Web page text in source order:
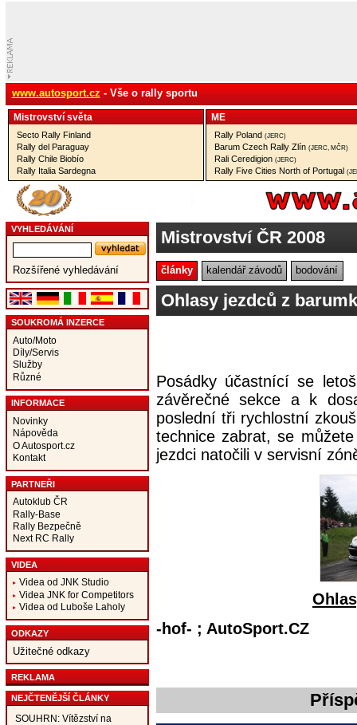
www.autosport.cz - Vše o rally sportu
Mistrovství­ světa
Secto Rally Finland
Rally del Paraguay
Rally Chile Biobío
Rally Italia Sardegna
ME
Rally Poland (JERC)
Barum Czech Rally Zlín (JERC, MČR)
Rali Ceredigion (JERC)
Rally Five Cities North of Portugal
VYHLEDÁVÁNÍ
Rozšířené vyhledávání
SOUKROMÁ INZERCE
Auto/Moto
Díly/Servis
Služby
Různé
INFORMACE
Novinky
Nápověda
O Autosport.cz
Kontakt
PARTNEŘI
Autoklub ČR
Rally-Base
Rally Bezpečně
Next RC Rally
VIDEA
Videa od JNK Studio
Videa JNK for Competitors
Videa od Luboše Laholy
ODKAZY
Užitečné odkazy
REKLAMA
NEJČTENĚJŠÍ ČLÁNKY
SOUHRN: Vítězství na
Mistrovství ČR 2008
články kalendář závodů bodování
Ohlasy jezdců z
Posádky účastnící se
závěrečné sekce a k
poslední tři rychlostní
technice zabrat, se
jezdci natočili v servisní
-hof- ; AutoSport.CZ